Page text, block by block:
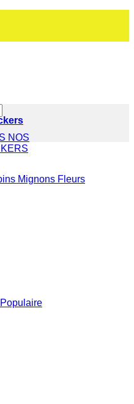
NOS
Ajouter à la liste de souhaits